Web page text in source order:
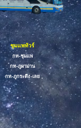
ชุมแพทัวร์
กท-ชุมแพ
กท-ภูผาม่าน
กท-ภูกระดึง-เลย